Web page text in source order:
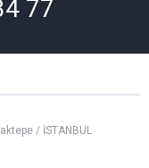
77
/ İSTANBUL